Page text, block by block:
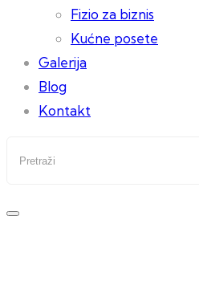
Fizio za biznis
Kućne posete
Galerija
Blog
Kontakt